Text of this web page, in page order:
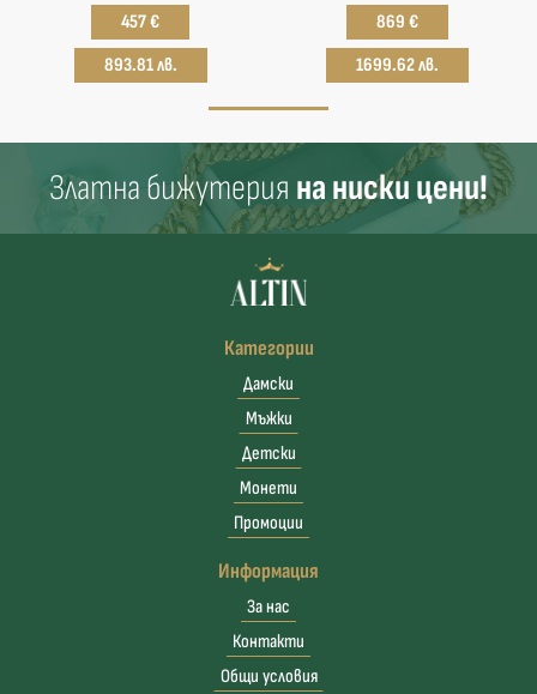
457 €
893.81 лв.
869 €
1699.62 лв.
Златна бижутерия на ниски цени!
Категории
Дамски
Мъжки
Детски
Монети
Промоции
Информация
За нас
Контакти
Общи условия